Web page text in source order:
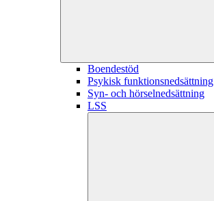
Boendestöd
Psykisk funktionsnedsättning
Syn- och hörselnedsättning
LSS